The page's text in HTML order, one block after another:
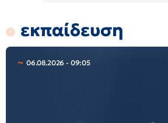
εκπαίδευση
06.08.2026 - 09:05